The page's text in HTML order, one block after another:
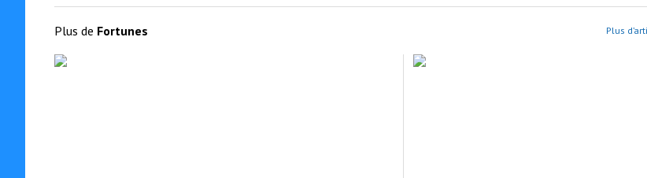
Plus de Fortunes Plus